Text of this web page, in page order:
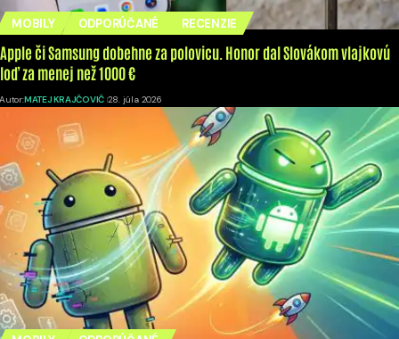
MOBILY ODPORÚČANÉ RECENZIE
Apple či Samsung dobehne za polovicu. Honor dal Slovákom vlajkovú
loď za menej než 1000 €
Autor:MATEJ KRAJČOVIČ 28. júla 2026